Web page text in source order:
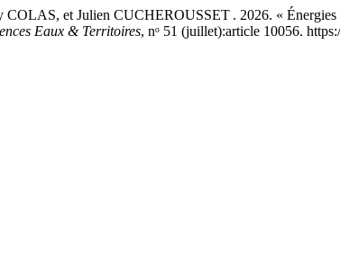
et Julien CUCHEROUSSET . 2026. « Énergies
Eaux & Territoires, nᵒ 51 (juillet):article 10056.